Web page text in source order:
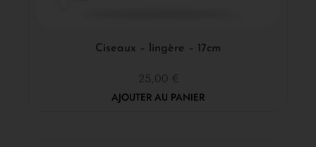
Ciseaux – lingère – 17cm
25,00 €
AJOUTER AU PANIER